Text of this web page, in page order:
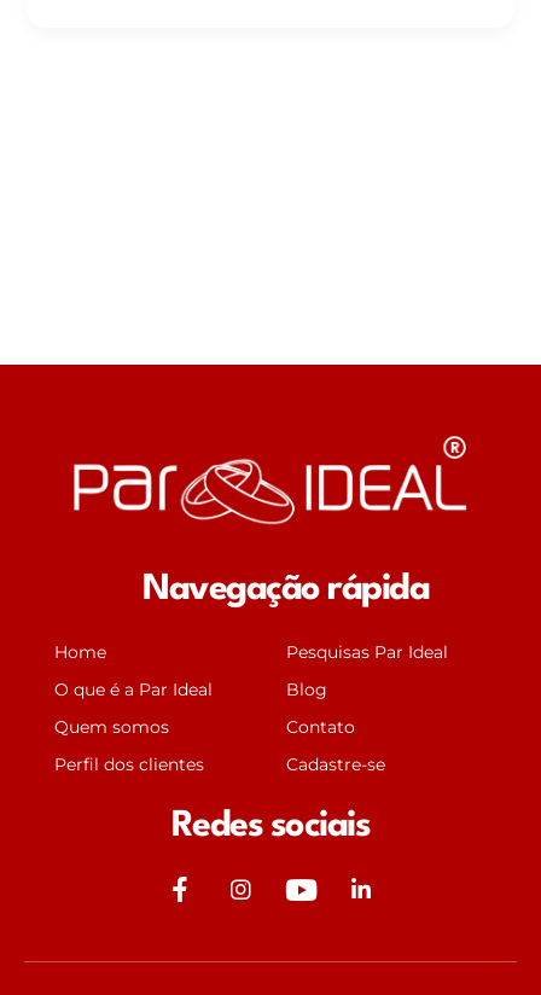
Navegação rápida
Home
O que é a Par Ideal
Quem somos
Perfil dos clientes
Pesquisas Par Ideal
Blog
Contato
Cadastre-se
Redes sociais
J
J
Y
J